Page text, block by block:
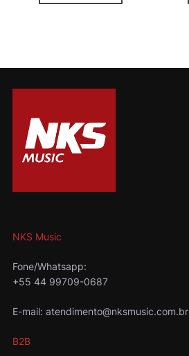
NKS Music
Fone/Whatsapp:
+55 44 99709-0687
E-mail: atendimento@nksmusic.com.br
B2B